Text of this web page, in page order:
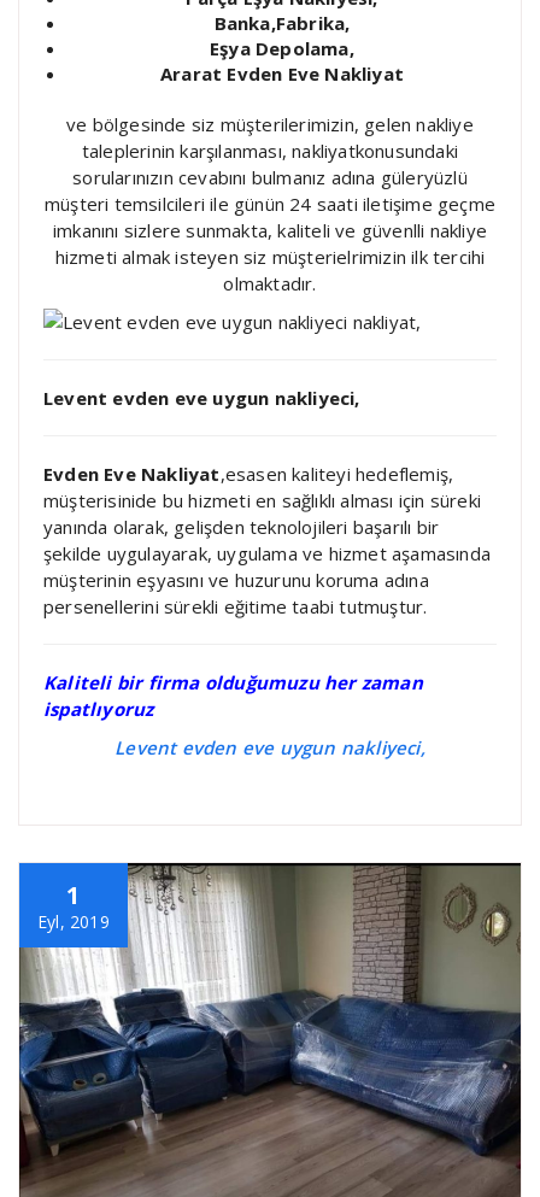
Banka,Fabrika,
Eşya Depolama,
Ararat Evden Eve Nakliyat
ve bölgesinde siz müşterilerimizin, gelen nakliye
taleplerinin karşılanması, nakliyatkonusundaki
sorularınızın cevabını bulmanız adına güleryüzlü
müşteri temsilcileri ile günün 24 saati iletişime geçme
imkanını sizlere sunmakta, kaliteli ve güvenlli nakliye
hizmeti almak isteyen siz müşterielrimizin ilk tercihi
olmaktadır.
Levent evden eve uygun nakliyeci,
Evden Eve Nakliyat,esasen kaliteyi hedeflemiş,
müşterisinide bu hizmeti en sağlıklı alması için süreki
yanında olarak, gelişden teknolojileri başarılı bir
şekilde uygulayarak, uygulama ve hizmet aşamasında
müşterinin eşyasını ve huzurunu koruma adına
persenellerini sürekli eğitime taabi tutmuştur.
Kaliteli bir firma olduğumuzu her zaman
ispatlıyoruz
Levent evden eve uygun nakliyeci,
1
Eyl, 2019